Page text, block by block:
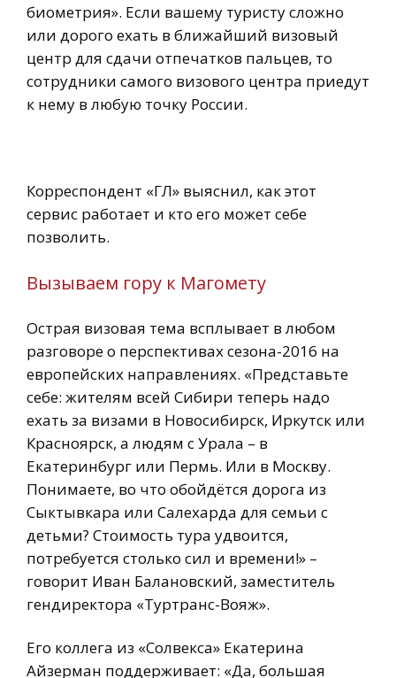
биометрия». Если вашему туристу сложно
или дорого ехать в ближайший визовый
центр для сдачи отпечатков пальцев, то
сотрудники самого визового центра приедут
к нему в любую точку России.
Корреспондент «ГЛ» выяснил, как этот
сервис работает и кто его может себе
позволить.
Вызываем гору к Магомету
Острая визовая тема всплывает в любом
разговоре о перспективах сезона-2016 на
европейских направлениях. «Представьте
себе: жителям всей Сибири теперь надо
ехать за визами в Новосибирск, Иркутск или
Красноярск, а людям с Урала – в
Екатеринбург или Пермь. Или в Москву.
Понимаете, во что обойдётся дорога из
Сыктывкара или Салехарда для семьи с
детьми? Стоимость тура удвоится,
потребуется столько сил и времени!» –
говорит Иван Балановский, заместитель
гендиректора «Туртранс-Вояж».
Его коллега из «Солвекса» Екатерина
Айзерман поддерживает: «Да, большая